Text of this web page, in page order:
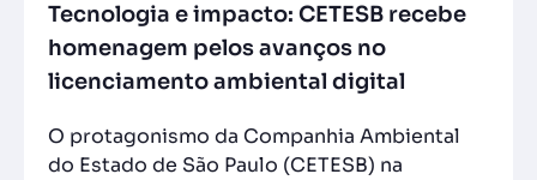
Tecnologia e impacto: CETESB recebe
homenagem pelos avanços no
licenciamento ambiental digital
O protagonismo da Companhia Ambiental
do Estado de São Paulo (CETESB) na